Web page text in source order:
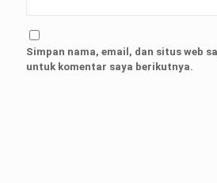
Simpan nama, email, dan situs web
untuk komentar saya berikutnya.